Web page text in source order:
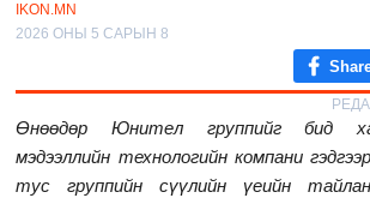
IKON.MN
2026 ОНЫ 5 САРЫН 8
Өнөөдөр Юнител группийг бид
мэдээллийн технологийн компани
тус группийн сүүлийн үеийн